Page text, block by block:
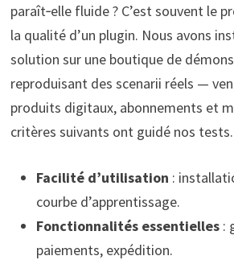
paraît‑elle fluide ? C’est souvent le
la qualité d’un plugin. Nous avons
solution sur une boutique de
reproduisant des scenarii réels —
produits digitaux, abonnements et
critères suivants ont guidé nos tests.
Facilité d’utilisation :
courbe d’apprentissage.
Fonctionnalités essentielles:
paiements, expédition.